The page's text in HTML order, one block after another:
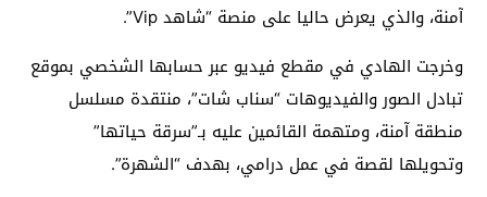
آمنة، والذي يعرض حاليا على منصة “شاهد Vip”.
وخرجت الهادي في مقطع فيديو عبر حسابها الشخصي بموقع
تبادل الصور والفيديوهات “سناب شات”، منتقدة مسلسل
منطقة آمنة، ومتهمة القائمين عليه بـ”سرقة حياتها”
وتحويلها لقصة في عمل درامي، بهدف “الشهرة”.